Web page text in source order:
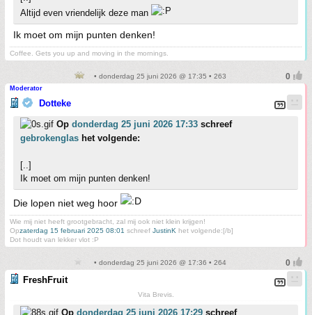
Altijd even vriendelijk deze man
Ik moet om mijn punten denken!
Coffee. Gets you up and moving in the mornings.
• donderdag 25 juni 2026 @ 17:35 • 263
Moderator
Dotteke
Op donderdag 25 juni 2026 17:33 schreef
gebrokenglas het volgende:
[..]
Ik moet om mijn punten denken!
Die lopen niet weg hoor
Wie mij niet heeft grootgebracht, zal mij ook niet klein krijgen!
Opzaterdag 15 februari 2025 08:01 schreef JustinK het volgende:[/b]
Dot houdt van lekker vlot :P
• donderdag 25 juni 2026 @ 17:36 • 264
FreshFruit
Vita Brevis.
Op donderdag 25 juni 2026 17:29 schreef